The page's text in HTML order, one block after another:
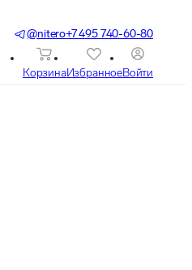
@nitero+7 495 740-60-80
КорзинаИзбранноеВойти